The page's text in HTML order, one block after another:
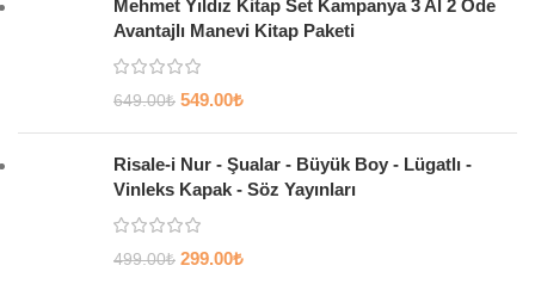
Mehmet Yıldız Kitap Set Kampanya 3 Al 2 Öde
Avantajlı Manevi Kitap Paketi
649.00₺ 549.00₺
Risale-i Nur - Şualar - Büyük Boy - Lügatlı -
Vinleks Kapak - Söz Yayınları
499.00₺ 299.00₺